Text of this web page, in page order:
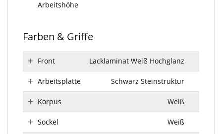
Arbeitshöhe
Farben & Griffe
Front Lacklaminat Weiß Hochglanz
Arbeitsplatte Schwarz Steinstruktur
Korpus Weiß
Sockel Weiß